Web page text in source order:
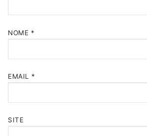
NOME *
EMAIL *
SITE